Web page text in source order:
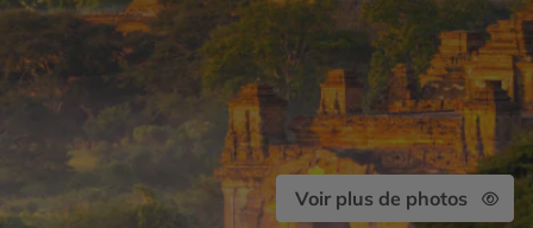
Voir plus de photos